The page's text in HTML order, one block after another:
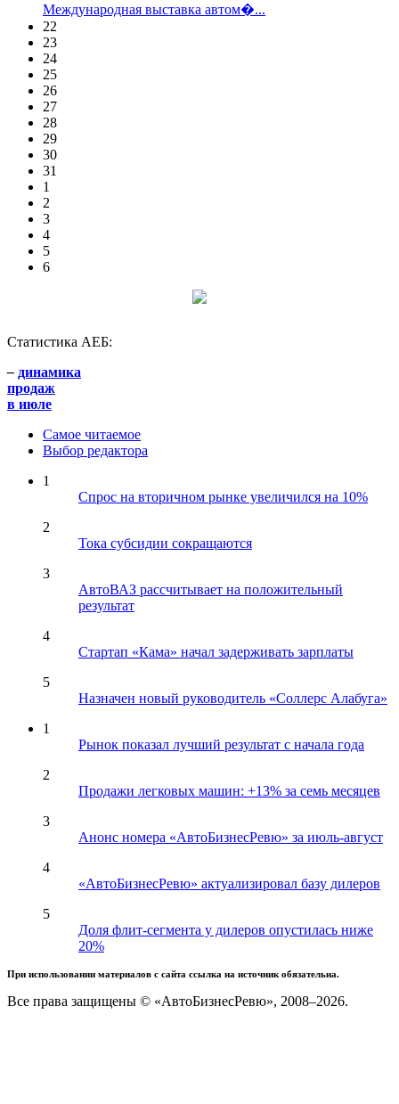
Международная выставка автом�...
22
23
24
25
26
27
28
29
30
31
1
2
3
4
5
6
Статистика АЕБ:
– динамика
продаж
в июле
Самое читаемое
Выбор редактора
1
Спрос на вторичном рынке увеличился на 10%
2
Тока субсидии сокращаются
3
АвтоВАЗ рассчитывает на положительный
результат
4
Стартап «Кама» начал задерживать зарплаты
5
Назначен новый руководитель «Соллерс Алабуга»
1
Рынок показал лучший результат с начала года
2
Продажи легковых машин: +13% за семь месяцев
3
Анонс номера «АвтоБизнесРевю» за июль-август
4
«АвтоБизнесРевю» актуализировал базу дилеров
5
Доля флит-сегмента у дилеров опустилась ниже
20%
При использовании материалов с сайта ссылка на источник обязательна.
Все права защищены © «АвтоБизнесРевю», 2008–2026.